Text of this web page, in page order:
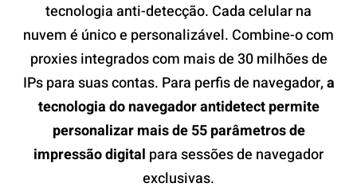
tecnologia anti-detecção. Cada celular na
nuvem é único e personalizável. Combine-o com
proxies integrados com mais de 30 milhões de
IPs para suas contas. Para perfis de navegador,a
tecnologia do navegador antidetect permite
personalizar mais de 55 parâmetros de
impressão digital para sessões de navegador
exclusivas.